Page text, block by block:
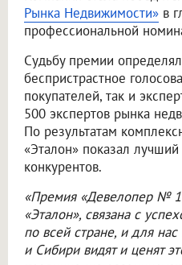
Рынка Недвижимости» в
профессиональной
Судьбу премии
беспристрастное
покупателей, так и
500 экспертов рынка
По результатам
«Эталон» показал лучший
конкурентов.
«Премия «Девелопер №
«Эталон», связана с
по всей стране, и для
и Сибири видят и ценят